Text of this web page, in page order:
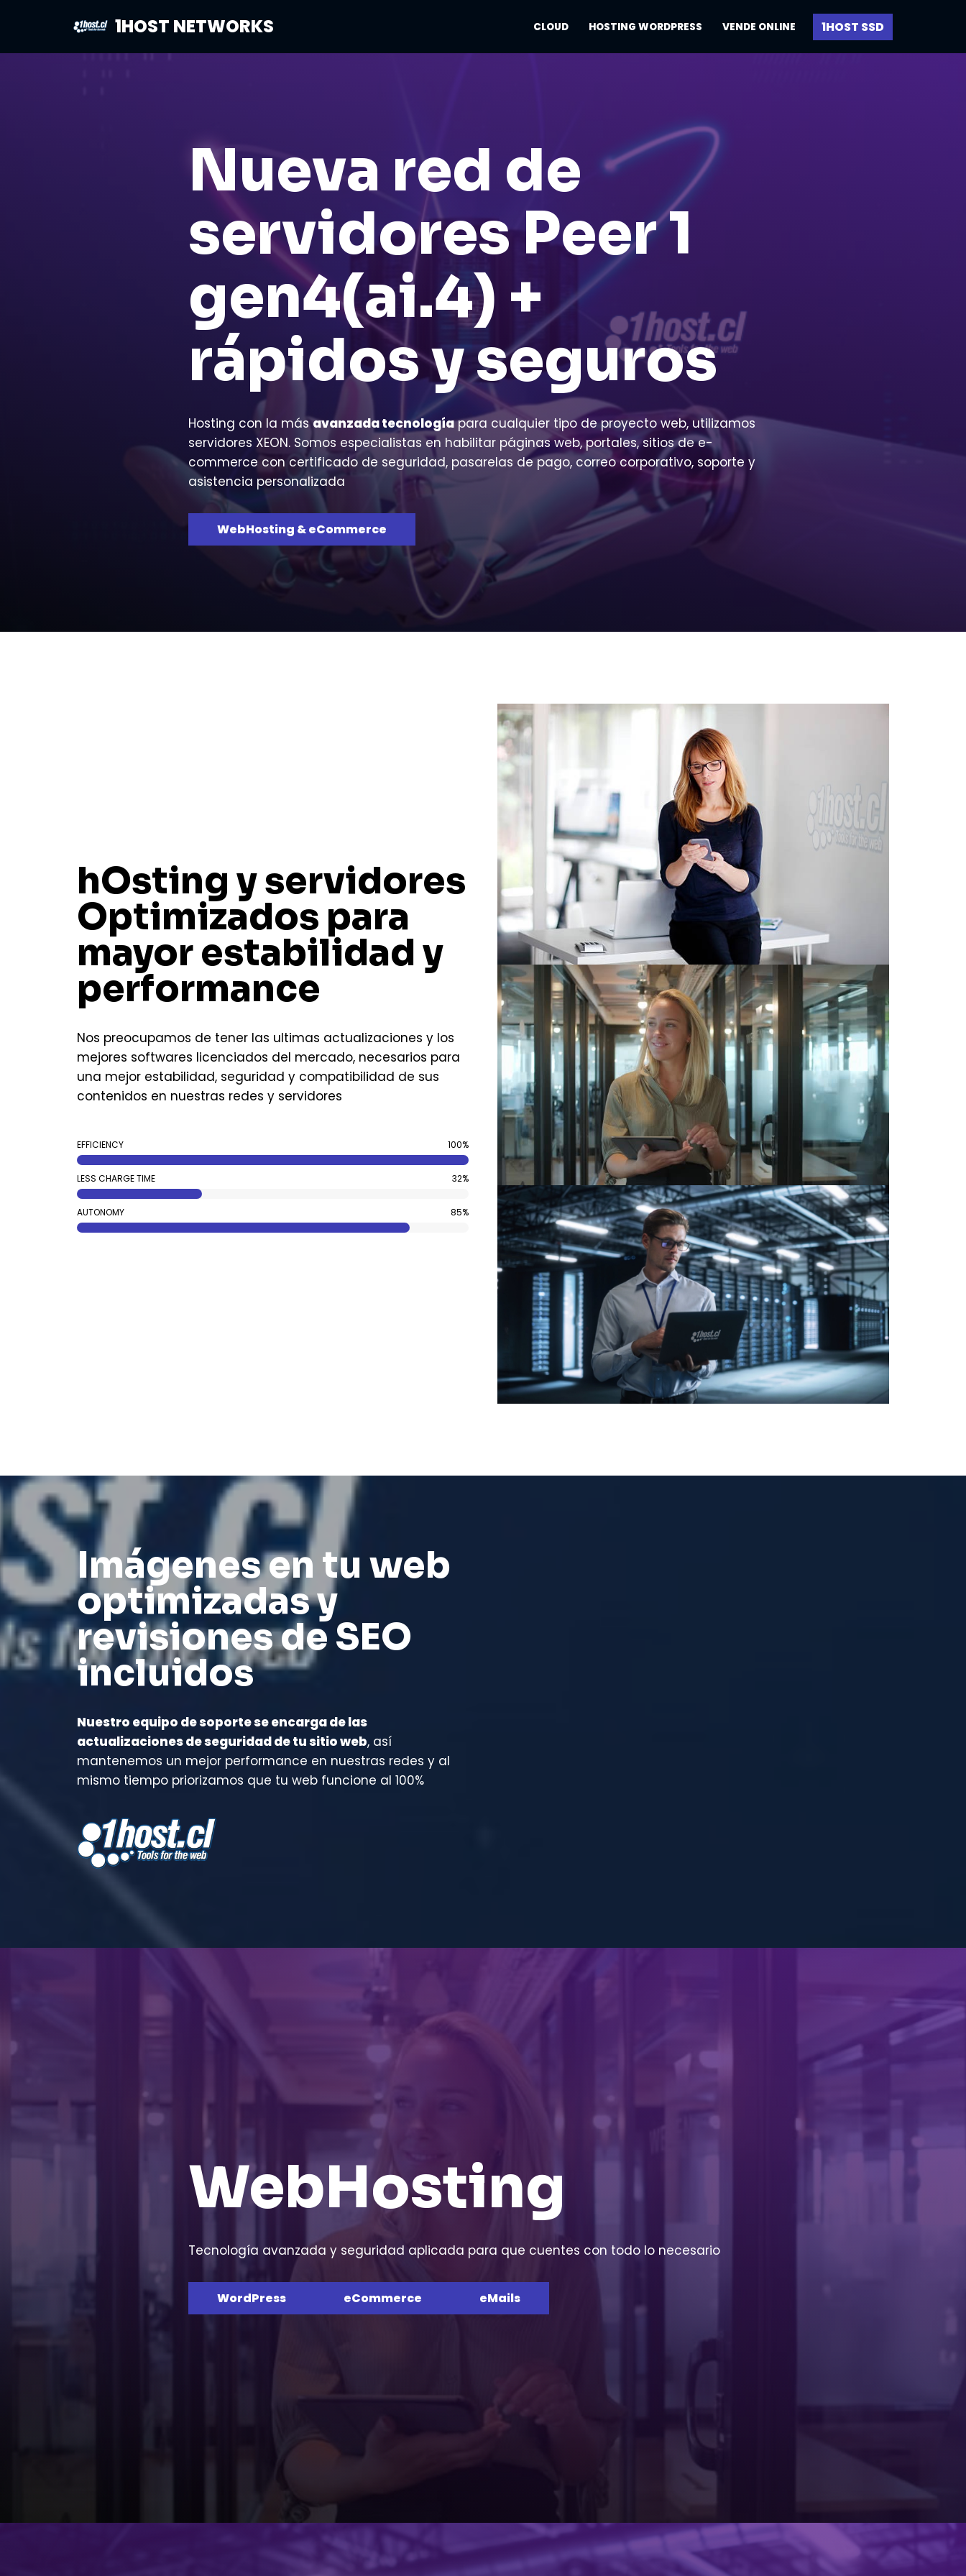
al
1HOST NETWORKS CLOUD HOSTING WORDPRESS VENDE ONLINE 1HOST SSD
Nueva red de
servidores Peer 1
gen4(ai.4) +
rápidos y seguros
Hosting con la másavanzada tecnologíapara cualquier tipo de proyecto web, utilizamos
servidores XEON. Somos especialistas en habilitar páginas web, portales, sitios de e-
commerce con certificado de seguridad, pasarelas de pago, correo corporativo, soporte y
asistencia personalizada
WebHosting & eCommerce
hOsting y servidores
Optimizados para
mayor estabilidad y
performance
Nos preocupamos de tener las ultimas actualizaciones y los
mejores softwares licenciados del mercado, necesarios para
una mejor estabilidad, seguridad y compatibilidad de sus
contenidos en nuestras redes y servidores
EFFICIENCY 100%
LESS CHARGE TIME 32%
AUTONOMY 85%
Imágenes en tu web
optimizadasy
revisiones de SEO
incluidos
Nuestro equipo de soporte se encarga de las
actualizaciones de seguridad de tu sitio web, así
mantenemos un mejor performance en nuestras redes y al
mismo tiempo priorizamos que tu web funcione al 100%
WebHosting
Tecnología avanzada y seguridad aplicada para que cuentes con todo lo necesario
WordPress eCommerce eMails